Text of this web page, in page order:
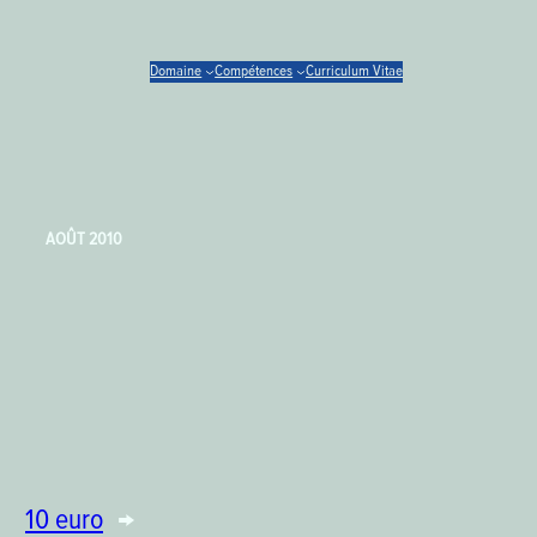
Domaine Compétences Curriculum Vitae
AOÛT 2010
10 euro →